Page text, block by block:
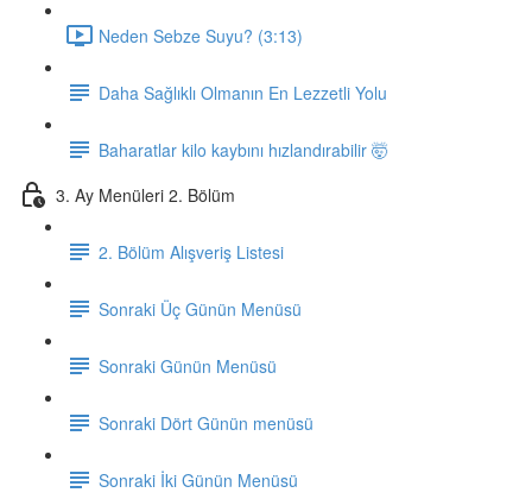
Neden Sebze Suyu? (3:13)
Daha Sağlıklı Olmanın En Lezzetli Yolu
Baharatlar kilo kaybını hızlandırabilir 🤯
3. Ay Menüleri 2. Bölüm
2. Bölüm Alışveriş Listesi
Sonraki Üç Günün Menüsü
Sonraki Günün Menüsü
Sonraki Dört Günün menüsü
Sonraki İki Günün Menüsü